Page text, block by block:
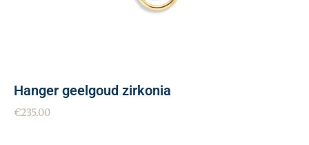
Hanger geelgoud zirkonia
€235.00